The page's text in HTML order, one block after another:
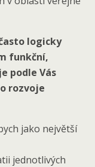
logicky
funkční,
podle Vás
rozvoje
jako největší
jednotlivých